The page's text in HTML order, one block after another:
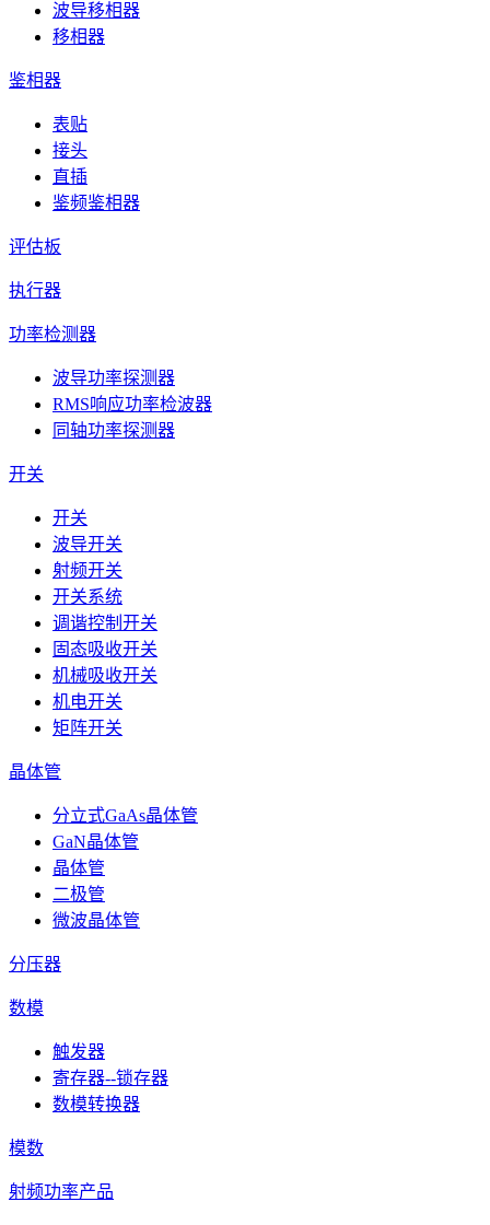
波导移相器
移相器
鉴相器
表贴
接头
直插
鉴频鉴相器
评估板
执行器
功率检测器
波导功率探测器
RMS响应功率检波器
同轴功率探测器
开关
开关
波导开关
射频开关
开关系统
调谐控制开关
固态吸收开关
机械吸收开关
机电开关
矩阵开关
晶体管
分立式GaAs晶体管
GaN晶体管
晶体管
二极管
微波晶体管
分压器
数模
触发器
寄存器--锁存器
数模转换器
模数
射频功率产品